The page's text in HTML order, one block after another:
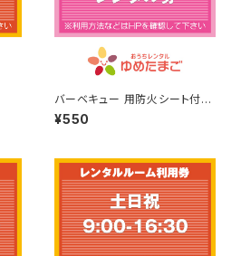
バーベキュー 用防火シート付
レンタル券
¥550